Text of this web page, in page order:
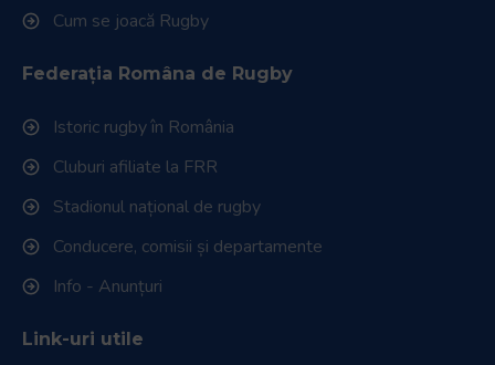
Cum se joacă Rugby
Federația Româna de Rugby
Istoric rugby în România
Cluburi afiliate la FRR
Stadionul național de rugby
Conducere, comisii și departamente
Info - Anunțuri
Link-uri utile